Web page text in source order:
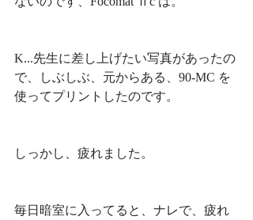
K...先生に差し上げたい写真があったの
で、しぶしぶ、元からある、90-MC を
使ってプリントしたのです。
しっかし、疲れました。
毎日暗室に入ってると、ナレで、疲れ